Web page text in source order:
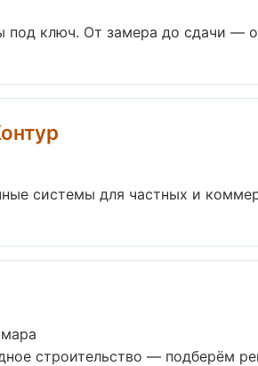
ключ. От замера до сдачи —
системы для частных и
строительство — подберём